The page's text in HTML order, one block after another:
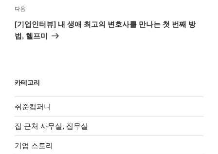
다
음
글
다음
[기업인터뷰] 내 생애 최고의 변호사를 만나는 첫 번째 방
법, 헬프미
카테고리
취준컴퍼니
집 근처 사무실, 집무실
기업 스토리